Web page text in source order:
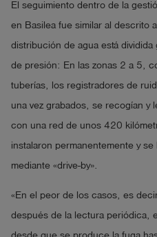
El seguimiento dentro de la
en Basilea fue similar al descrito
distribución de agua está
de presión: En las zonas 2 a 5,
tuberías, los registradores de
una vez grabados, se recogían y
con una red de unos 420
instalaron permanentemente y
mediante «drive-by».
«En el peor de los casos, es
después de la lectura periódica,